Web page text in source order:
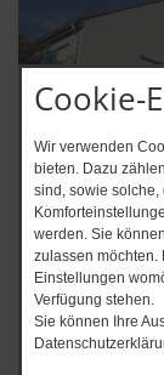
Cookie-
Wir verwenden
bieten. Dazu
sind, sowie
werden. Sie
zulassen möchten.
Einstellungen
Verfügung stehen.
Sie können Ihre
News-Ticker